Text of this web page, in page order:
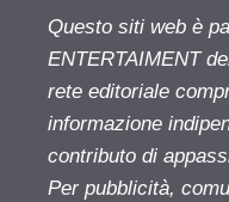
Questo siti web è
ENTERTAIMENT
rete editoriale
informazione
contributo di
Per pubblicità,